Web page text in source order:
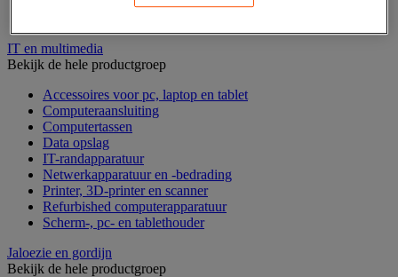
IT en multimedia
Bekijk de hele productgroep
Accessoires voor pc, laptop en tablet
Computeraansluiting
Computertassen
Data opslag
IT-randapparatuur
Netwerkapparatuur en -bedrading
Printer, 3D-printer en scanner
Refurbished computerapparatuur
Scherm-, pc- en tablethouder
Jaloezie en gordijn
Bekijk de hele productgroep